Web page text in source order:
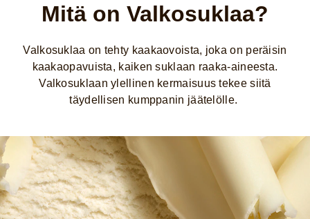
Mitä on Valkosuklaa?
Valkosuklaa on tehty kaakaovoista, joka on peräisin
kaakaopavuista, kaiken suklaan raaka-aineesta.
Valkosuklaan ylellinen kermaisuus tekee siitä
täydellisen kumppanin jäätelölle.